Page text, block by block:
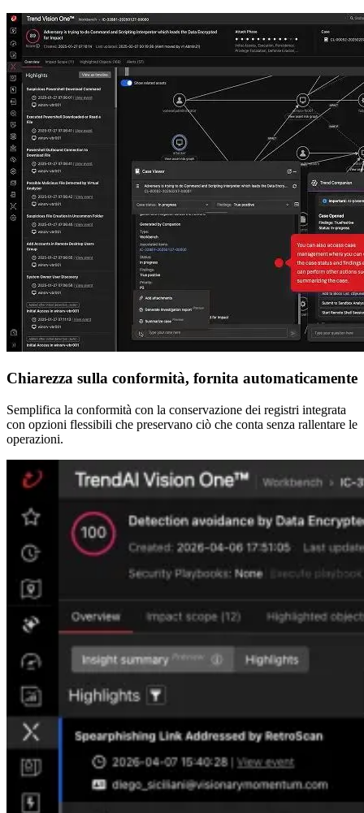
Chiarezza sulla conformità, fornita automaticamente
Semplifica la conformità con la conservazione dei registri integrata
con opzioni flessibili che preservano ciò che conta senza rallentare le
operazioni.